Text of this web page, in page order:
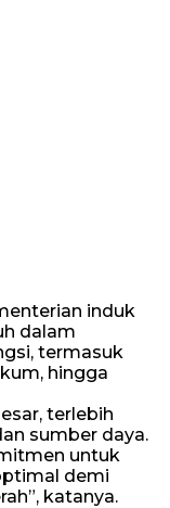
induk
dalam
termasuk
hingga
terlebih
sumber daya.
untuk
demi
katanya.